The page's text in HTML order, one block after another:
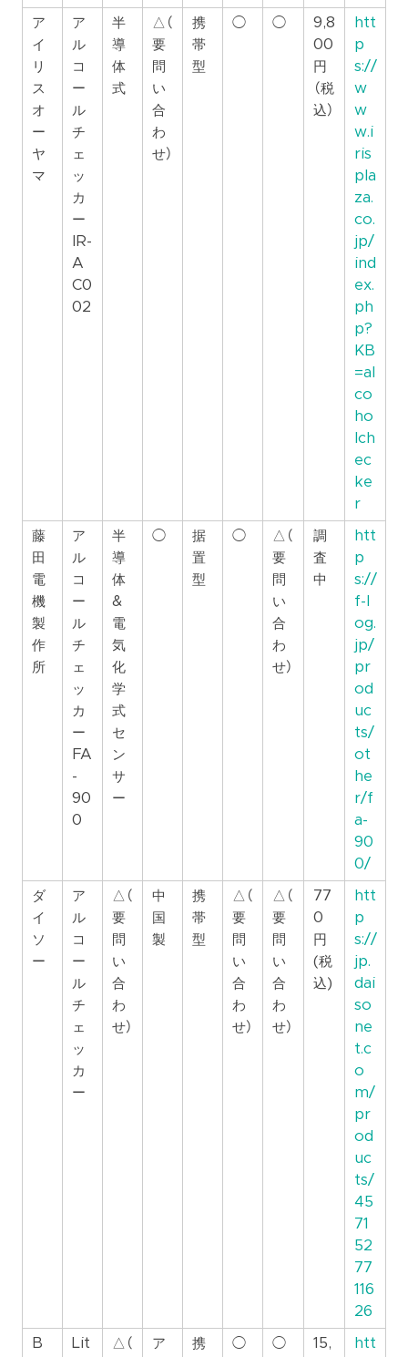
ア
イ
リ
ス
オ
ー
ヤ
マ
ア
ル
コ
ー
ル
チ
ェ
ッ
カ
ー
IR-
A
C0
02
半
導
体
式
△（
要
問
い
合
わ
せ）
携
帯
型
◯ ◯
9,8
00
円
（税
込）
htt
p
s://
w
w
w.i
ris
pla
za.
co.
jp/
ind
ex.
ph
p?
KB
=al
co
ho
lch
ec
ke
r
藤
田
電
機
製
作
所
ア
ル
コ
ー
ル
チ
ェ
ッ
カ
ー
FA
-
90
0
半
導
体
&
電
気
化
学
式
セ
ン
サ
ー
◯
据
置
型
◯
△（
要
問
い
合
わ
せ）
調
査
中
htt
p
s://
f-l
og.
jp/
pr
od
uc
ts/
ot
he
r/f
a-
90
0/
ダ
イ
ソ
ー
ア
ル
コ
ー
ル
チ
ェ
ッ
カ
ー
△（
要
問
い
合
わ
せ）
中
国
製
携
帯
型
△（
要
問
い
合
わ
せ）
△（
要
問
い
合
わ
せ）
77
0
円
(税
込)
htt
p
s://
jp.
dai
so
ne
t.c
o
m/
pr
od
uc
ts/
45
71
52
77
116
26
B
Lit
△（
ア
携
◯ ◯
15,
htt